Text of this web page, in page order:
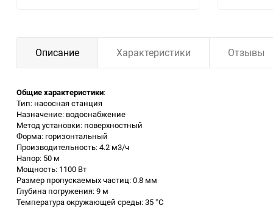
Измерительное
оборудование
Заточные станки (точила)
Дровоколы
Грузоподъемное
оборудование
Гидроаккумуляторы и
Описание Характеристики Отзывы
Общие характеристики:
Тип: насосная станция
Назначение: водоснабжение
Метод установки: поверхностный
Форма: горизонтальный
Производительность: 4.2 м3/ч
Напор: 50 м
Мощность: 1100 Вт
Размер пропускаемых частиц: 0.8 мм
Глубина погружения: 9 м
Температура окружающей среды: 35 °C